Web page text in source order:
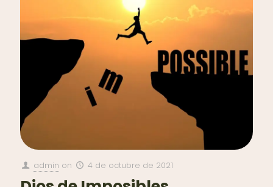
admin on 4 de octubre de 2021